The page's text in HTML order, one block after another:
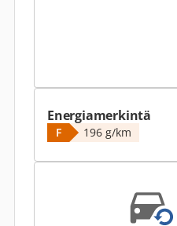
Energiamerkintä
F 196 g/km